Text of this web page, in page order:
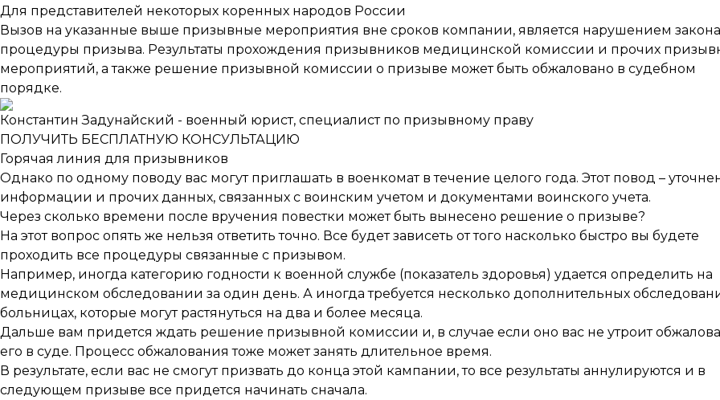
Для представителей некоторых коренных народов России
Вызов на указанные выше призывные мероприятия вне сроков компании, является нарушением
процедуры призыва. Результаты прохождения призывников медицинской комиссии и прочих
мероприятий, а также решение призывной комиссии о призыве может быть обжаловано в судебном
порядке.
Константин Задунайский - военный юрист, специалист по призывному праву
ПОЛУЧИТЬ БЕСПЛАТНУЮ КОНСУЛЬТАЦИЮ
Горячая линия для призывников
Однако по одному поводу вас могут приглашать в военкомат в течение целого года. Этот повод –
информации и прочих данных, связанных с воинским учетом и документами воинского учета.
Через сколько времени после вручения повестки может быть вынесено решение о призыве?
На этот вопрос опять же нельзя ответить точно. Все будет зависеть от того насколько быстро вы будете
проходить все процедуры связанные с призывом.
Например, иногда категорию годности к военной службе (показатель здоровья) удается определить на
медицинском обследовании за один день. А иногда требуется несколько дополнительных
больницах, которые могут растянуться на два и более месяца.
Дальше вам придется ждать решение призывной комиссии и, в случае если оно вас не утроит
его в суде. Процесс обжалования тоже может занять длительное время.
В результате, если вас не смогут призвать до конца этой кампании, то все результаты аннулируются и в
следующем призыве все придется начинать сначала.